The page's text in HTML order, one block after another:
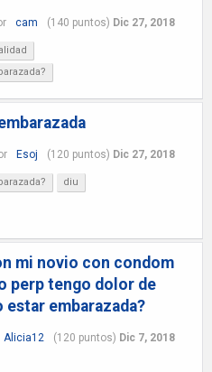
cam (140 puntos) Dic 27, 2018
Esoj (120 puntos) Dic 27, 2018
diu
mi novio con condom
perp tengo dolor de
estar embarazada?
Alicia12 (120 puntos) Dic 7, 2018